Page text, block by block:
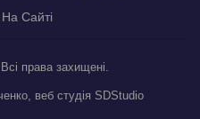
Сайті
права захищені.
веб студія SDStudio